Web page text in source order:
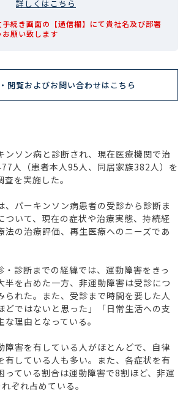
詳しくはこちら
続き画面の【通信欄】にて貴社名及び部署
願い致します
閲覧およびお問い合わせはこちら
ソン病と診断され、現在医療機関で治
人（患者本人95人、同居家族382人）を
を実施した。
パーキンソン病患者の受診から診断ま
ついて、現在の症状や治療実態、持続経
法の治療評価、再生医療へのニーズであ
診断までの経緯では、運動障害をきっ
半を占めた一方、非運動障害は受診につ
られた。また、受診まで時間を要した人
どではないと思った」「日常生活への支
理由となっている。
害を有している人がほとんどで、自律
有している人も多い。また、各症状を有
っている割合は運動障害で8割ほど、非運
ぞれ占めている。